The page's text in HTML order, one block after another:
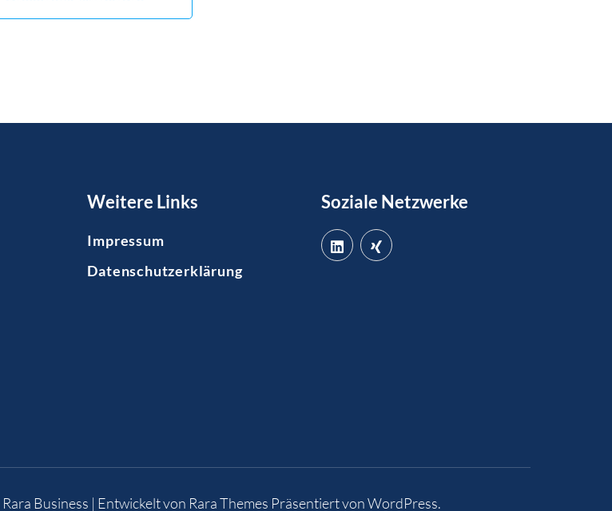
Weitere Links
Impressum
Datenschutzerklärung
Soziale Netzwerke
Rara Business | Entwickelt von Rara Themes Präsentiert vonWordPress.